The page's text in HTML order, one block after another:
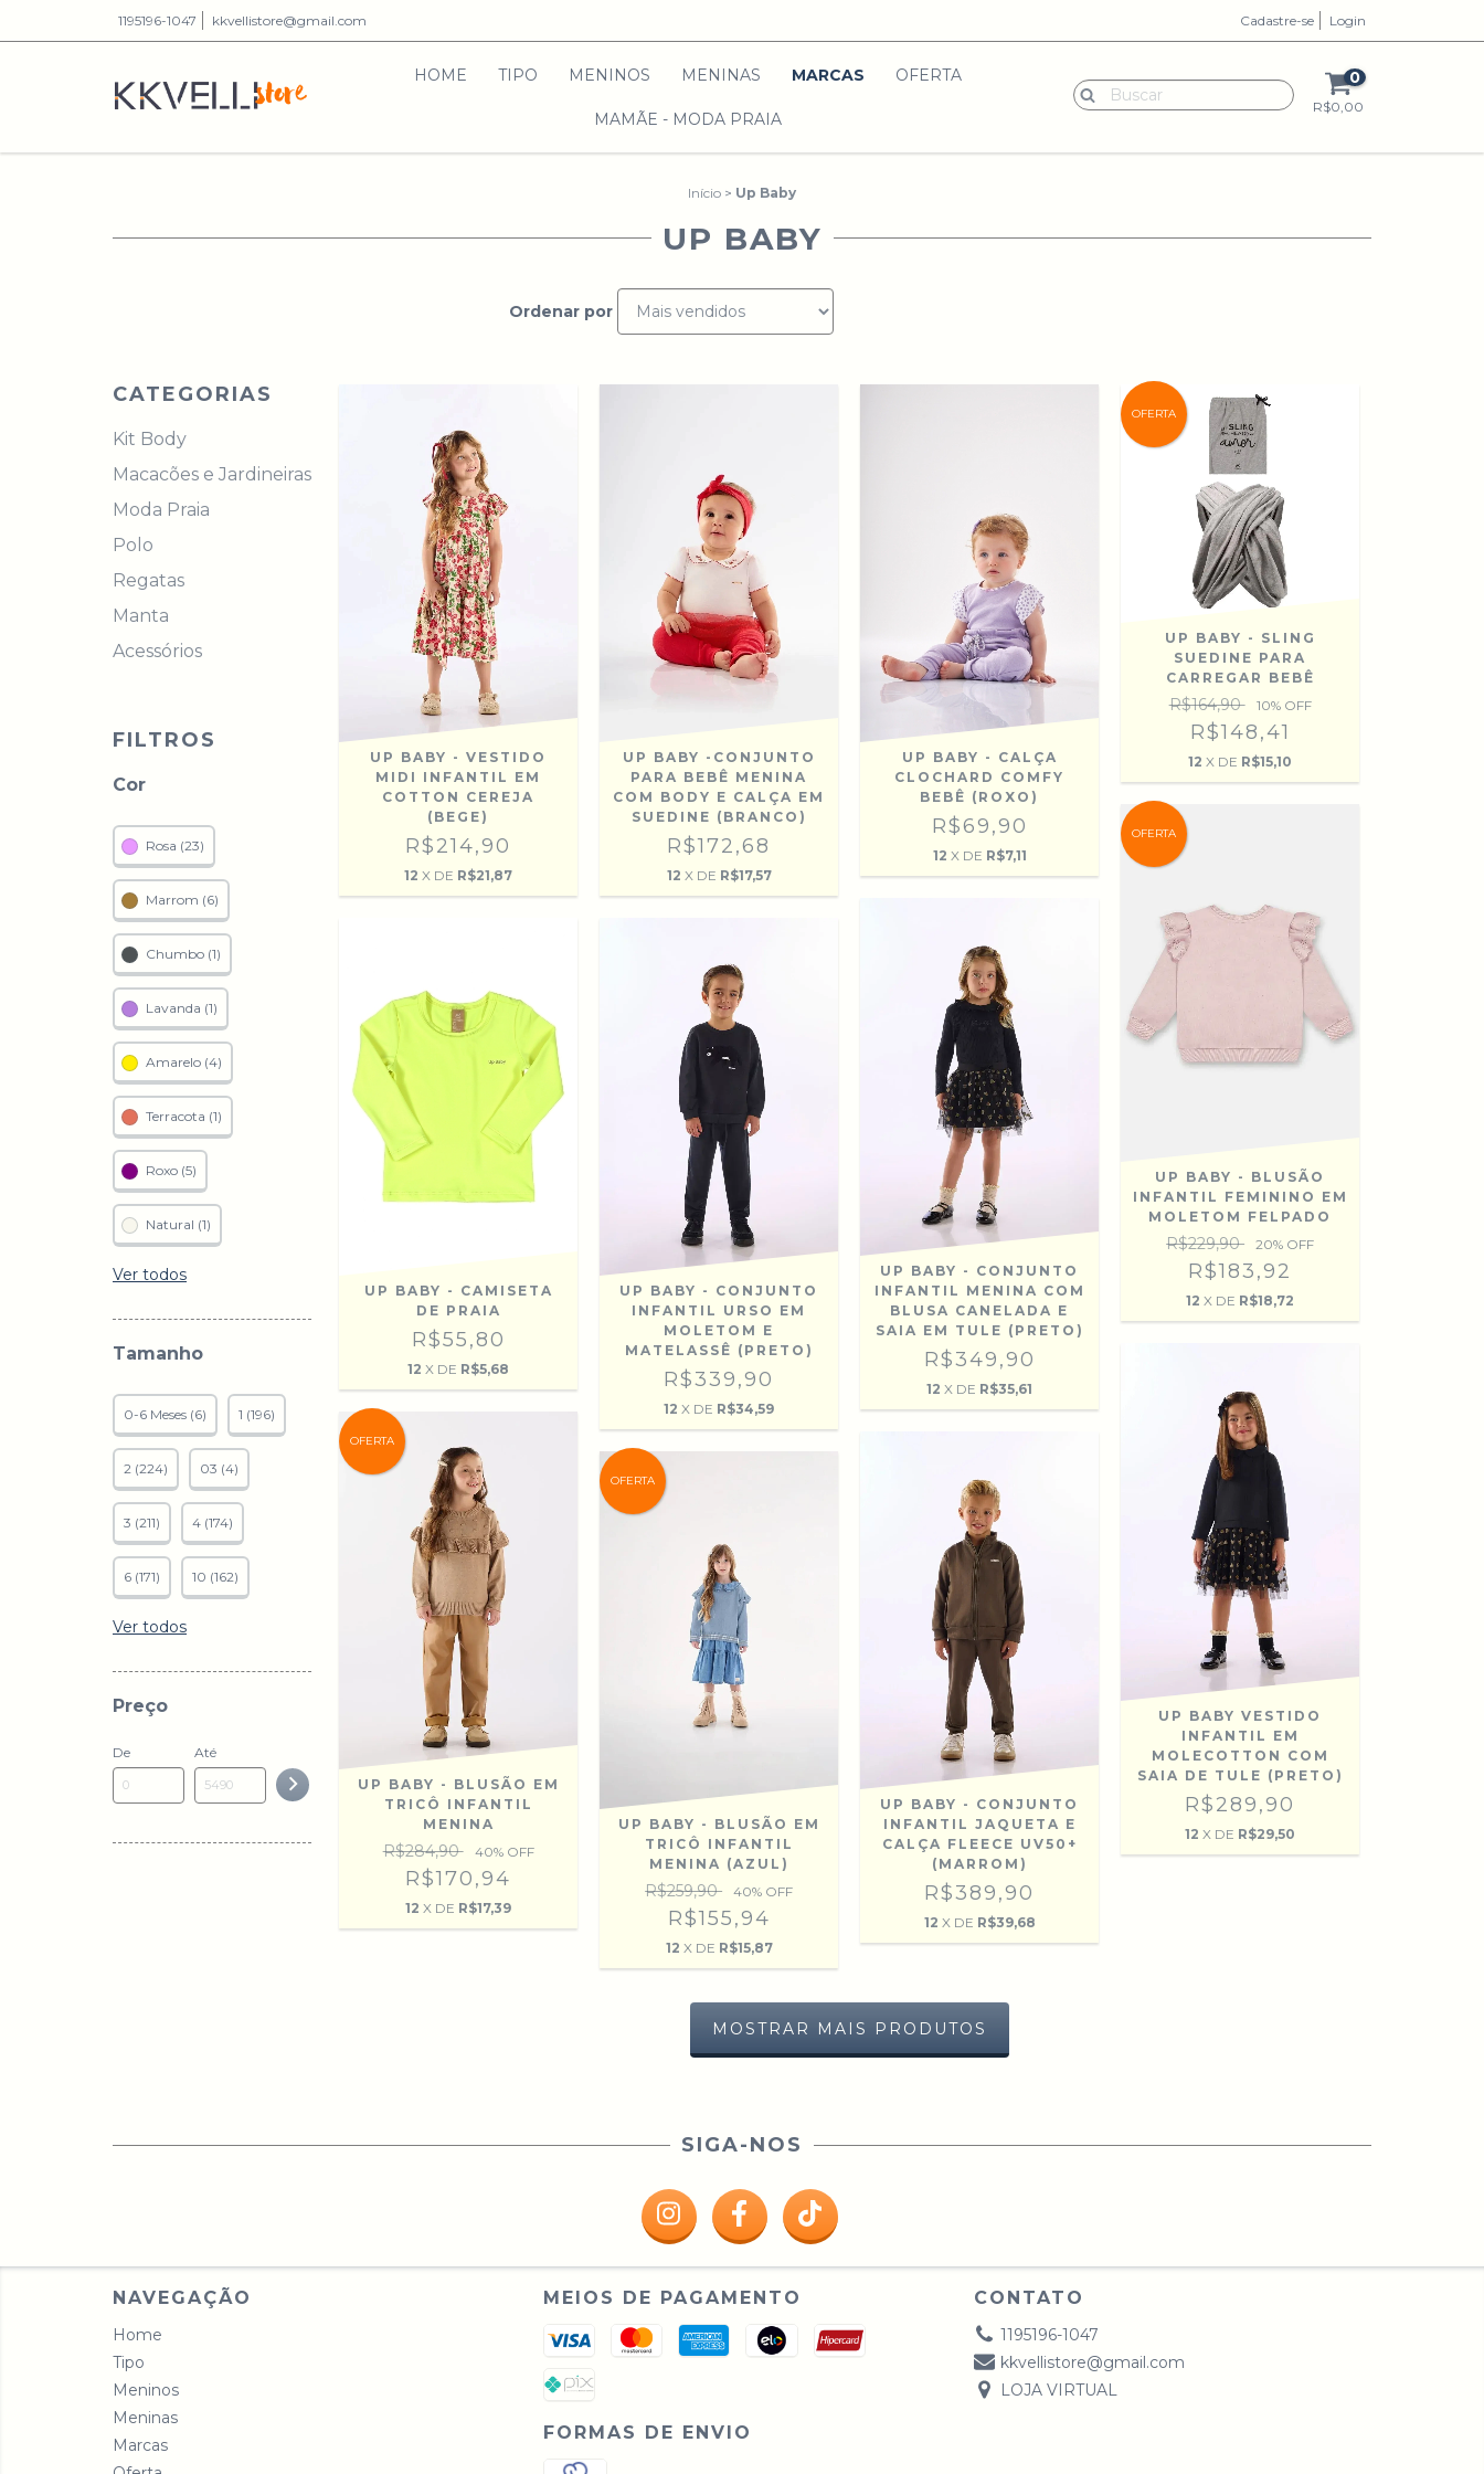
1195196-1047 kkvellistore@gmail.com Cadastre-se Login
HOME TIPO MENINOS MENINAS MARCAS OFERTA
MAMÃE - MODA PRAIA
0
R$0,00
Início > Up Baby
UP BABY
Ordenar por
CATEGORIAS
Kit Body
Macacões e Jardineiras
Moda Praia
Polo
Regatas
Manta
Acessórios
FILTROS
Cor
Rosa (23)
Marrom (6)
Chumbo (1)
Lavanda (1)
Amarelo (4)
Terracota (1)
Roxo (5)
Natural (1)
Ver todos
Tamanho
0-6 Meses (6) 1 (196)
2 (224) 03 (4)
3 (211) 4 (174)
6 (171) 10 (162)
Ver todos
Preço
De Até
UP BABY - VESTIDO
MIDI INFANTIL EM
COTTON CEREJA
(BEGE)
R$214,90
12 X DE R$21,87
UP BABY -CONJUNTO
PARA BEBÊ MENINA
COM BODY E CALÇA EM
SUEDINE (BRANCO)
R$172,68
12 X DE R$17,57
UP BABY - CALÇA
CLOCHARD COMFY
BEBÊ (ROXO)
R$69,90
12 X DE R$7,11
OFERTA
UP BABY - SLING
SUEDINE PARA
CARREGAR BEBÊ
R$164,90 10% OFF
R$148,41
12 X DE R$15,10
UP BABY - CAMISETA
DE PRAIA
R$55,80
12 X DE R$5,68
UP BABY - CONJUNTO
INFANTIL URSO EM
MOLETOM E
MATELASSÊ (PRETO)
R$339,90
12 X DE R$34,59
UP BABY - CONJUNTO
INFANTIL MENINA COM
BLUSA CANELADA E
SAIA EM TULE (PRETO)
R$349,90
12 X DE R$35,61
OFERTA
UP BABY - BLUSÃO
INFANTIL FEMININO EM
MOLETOM FELPADO
R$229,90 20% OFF
R$183,92
12 X DE R$18,72
OFERTA
UP BABY - BLUSÃO EM
TRICÔ INFANTIL
MENINA
R$284,90 40% OFF
R$170,94
12 X DE R$17,39
OFERTA
UP BABY - BLUSÃO EM
TRICÔ INFANTIL
MENINA (AZUL)
R$259,90 40% OFF
R$155,94
12 X DE R$15,87
UP BABY - CONJUNTO
INFANTIL JAQUETA E
CALÇA FLEECE UV50+
(MARROM)
R$389,90
12 X DE R$39,68
UP BABY VESTIDO
INFANTIL EM
MOLECOTTON COM
SAIA DE TULE (PRETO)
R$289,90
12 X DE R$29,50
MOSTRAR MAIS PRODUTOS
SIGA-NOS
NAVEGAÇÃO
Home
Tipo
Meninos
Meninas
Marcas
MEIOS DE PAGAMENTO
FORMAS DE ENVIO
CONTATO
1195196-1047
kkvellistore@gmail.com
LOJA VIRTUAL